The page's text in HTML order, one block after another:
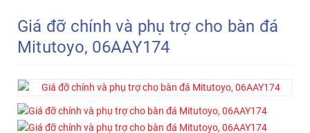
Giá đỡ chính và phụ trợ cho bàn đá
Mitutoyo, 06AAY174